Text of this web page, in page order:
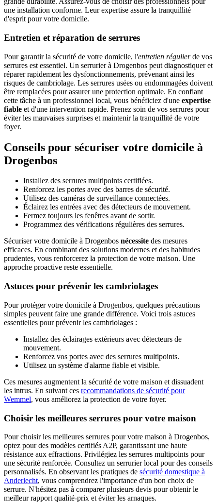
une installation conforme. Leur expertise assure la tranquillité
d'esprit pour votre domicile.
Entretien et réparation de serrures
Pour garantir la sécurité de votre domicile, l'entretien régulierde vos
serrures est essentiel. Un serrurier à Drogenbos peut diagnostiquer et
réparer rapidement les dysfonctionnements, prévenant ainsi les
risques de cambriolage. Les serrures usées ou endommagées doivent
être remplacées pour assurer une protection optimale. En confiant
cette tâche à un professionnel local, vous bénéficiez d'une expertise
fiable et d'une intervention rapide. Prenez soin de vos serrures pour
éviter les mauvaises surprises et maintenir la tranquillité de votre
foyer.
Conseils pour sécuriser votre domicile à
Drogenbos
Installez des serrures multipoints certifiées.
Renforcez les portes avec des barres de sécurité.
Utilisez des caméras de surveillance connectées.
Éclairez les entrées avec des détecteurs de mouvement.
Fermez toujours les fenêtres avant de sortir.
Programmez des vérifications régulières des serrures.
Sécuriser votre domicile à Drogenbos nécessite des mesures
efficaces. En combinant des solutions modernes et des habitudes
prudentes, vous renforcerez la protection de votre maison. Une
approche proactive reste essentielle.
Astuces pour prévenir les cambriolages
Pour protéger votre domicile à Drogenbos, quelques précautions
simples peuvent faire une grande différence. Voici trois astuces
essentielles pour prévenir les cambriolages :
Installez des éclairages extérieurs avec détecteurs de
mouvement.
Renforcez vos portes avec des serrures multipoints.
Utilisez un système d'alarme fiable et visible.
Ces mesures augmentent la sécurité de votre maison et dissuadent
les intrus. En suivant ces recommandations de sécurité pour
Wemmel, vous améliorez la protection de votre foyer.
Choisir les meilleures serrures pour votre maison
Pour choisir les meilleures serrures pour votre maison à Drogenbos,
optez pour des modèles certifiés A2P, garantissant une haute
résistance aux effractions. Privilégiez les serrures multipoints pour
une sécurité renforcée. Consultez un serrurier local pour des conseils
personnalisés. En observant les pratiques de sécurité domestique à
Anderlecht, vous comprendrez l'importance d'un bon choix de
serrure. N'hésitez pas à comparer plusieurs devis pour obtenir le
meilleur rapport qualité-prix et éviter les arnaques.